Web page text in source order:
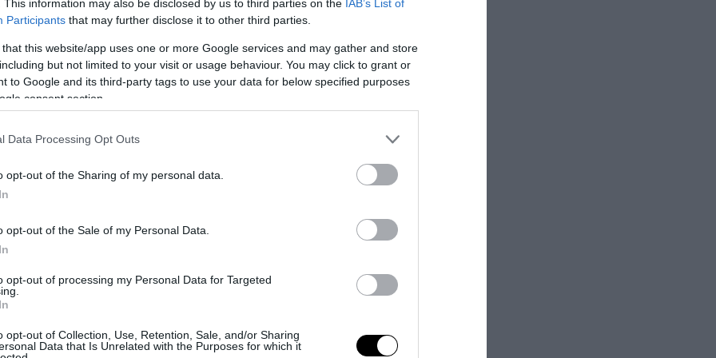
This information may also be disclosed by us to third parties on the IAB’s List of
Participants that may further disclose it to other third parties.
that this website/app uses one or more Google services and may gather and store
but not limited to your visit or usage behaviour. You may click to grant or
to Google and its third-party tags to use your data for below specified purposes
consent section.
Data Processing Opt Outs
opt-out of the Sharing of my personal data.
opt-out of the Sale of my Personal Data.
opt-out of processing my Personal Data for Targeted
opt-out of Collection, Use, Retention, Sale, and/or Sharing
Data that Is Unrelated with the Purposes for which it
è una delle destinazioni italiane legate al turismo nautico più note ed
jet set internazionale è di casa, cosi come ilnoleggio di yachte la possibilità di
in ogni momento per esplorare gli splendidi paesaggi naturali della
in Sardegna è sinonimo di mare, salino, ottima gastronomia e gite in barca,
La Maddalena.
alla presenza di piattaforme come Click&Boat, che permettono di noleggiare
accordi diretti con i proprietari.
Mar Tirreno si affaccia invece il Golfo di Napoli, uno de più affascinanti e
non solo tra i connazionali ma anche tra i turisti internazionali. Affacciato su
più belle della regione Campania, come Napoli, Sorrento, Castellammare di
di Ischia e Procida, questo è senza dubbio una delle destinazioni preferita da chi
è di casa, specialmente grazie ai tanti tour che portano non solo alla
ma anche verso la Costiera Amalfitana, altra regina dell’estate Italiana.